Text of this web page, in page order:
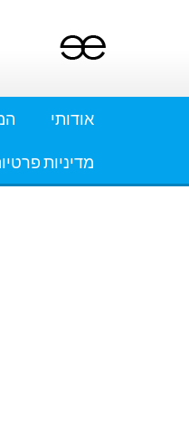
אודותי
מדיניות